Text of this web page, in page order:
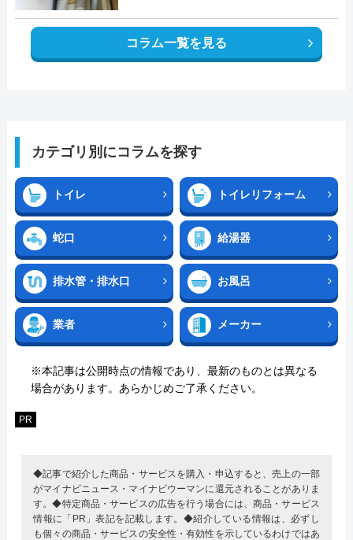
コラム一覧を見る
カテゴリ別にコラムを探す
トイレ トイレリフォーム
蛇口 給湯器
排水管・排水口 お風呂
業者 メーカー
※本記事は公開時点の情報であり、最新のものとは異なる
場合があります。あらかじめご了承ください。
PR
◆記事で紹介した商品・サービスを購入・申込すると、売上の一部
がマイナビニュース・マイナビウーマンに還元されることがありま
す。◆特定商品・サービスの広告を行う場合には、商品・サービス
情報に「PR」表記を記載します。◆紹介している情報は、必ずし
も個々の商品・サービスの安全性・有効性を示しているわけではあ